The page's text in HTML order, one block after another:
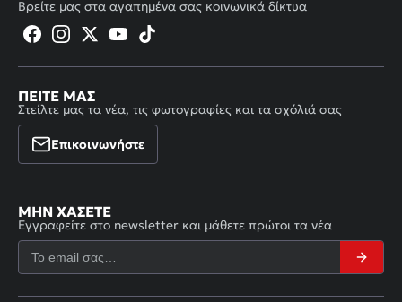
Βρείτε μας στα αγαπημένα σας κοινωνικά δίκτυα
ΠΕΊΤΕ ΜΑΣ
Στείλτε μας τα νέα, τις φωτογραφίες και τα σχόλιά σας
Επικοινωνήστε
ΜΗΝ ΧΆΣΕΤΕ
Εγγραφείτε στο newsletter και μάθετε πρώτοι τα νέα